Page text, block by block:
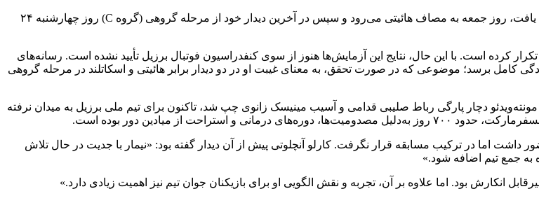
برزیل، پنج‌بار قهرمان جهان، که در نخستین دیدار خود مقابل مراکش به تساوی ۱–۱ دست یافت، روز جمعه به مصاف هائیتی می‌رود و سپس در آخرین دیدار خود از مرحله گروهی (گروه C) روز چهارشنبه ۲۴
کرده است. با این حال، نتایج این آزمایش‌ها هنوز از سوی کنفدراسیون فوتبال برزیل تأیید نشده است. رسانه‌های
کامل برسد؛ موضوعی که در صورت تحقق، به معنای غیبت او در دو دیدار برابر هائیتی و اسکاتلند در مرحله گروهی
مقابل اروگوئه در مونته‌ویدئو دچار پارگی رباط صلیبی قدامی و آسیب مینیسک زانوی چپ شد، تاکنون برای تیم ملی برزیل به میدان نرفته
از میادین دور بوده است.
با نتیجه ۱–۱ به پایان رسید، روی نیمکت حضور داشت اما در ترکیب مسابقه قرار نگرفت. کارلو آنچلوتی پیش از آن دیدار گفته بود: «نیمار با جدیت در حال تلاش
به جمع تیم اضافه شود.»
انکارش بود. اما علاوه بر آن، تجربه و نقش الگویی او برای بازیکنان جوان تیم نیز اهمیت زیادی دارد.»